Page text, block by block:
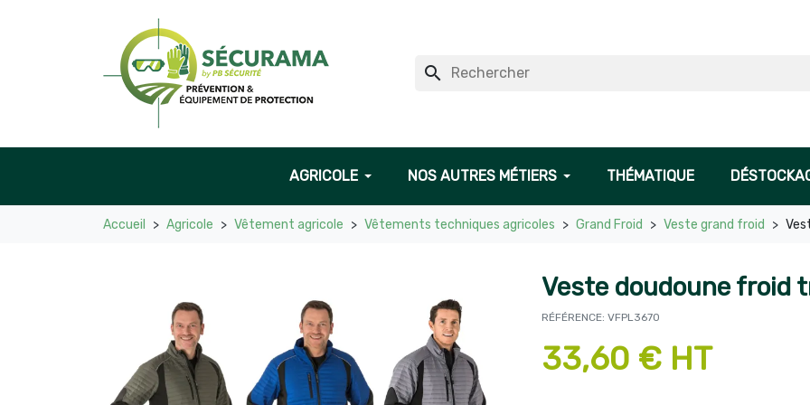
search
AGRICOLE NOS AUTRES MÉTIERS THÉMATIQUE
Accueil Agricole Vêtement agricole Vêtements techniques agricoles Grand Froid Veste grand froid
Veste doudoune froid
RÉFÉRENCE: VFPL3670
33,60 € HT